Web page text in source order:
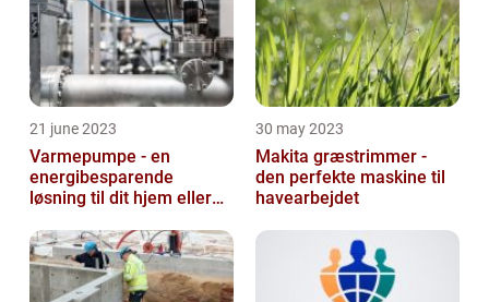
21 june 2023
Varmepumpe - en
energibesparende
løsning til dit hjem eller
30 may 2023
Makita græstrimmer -
den perfekte maskine til
havearbejdet